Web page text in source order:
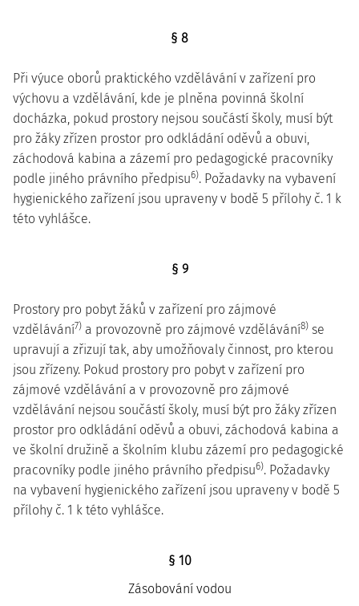
§ 8
Při výuce oborů praktického vzdělávání v zařízení pro
výchovu a vzdělávání, kde je plněna povinná školní
docházka, pokud prostory nejsou součástí školy, musí být
pro žáky zřízen prostor pro odkládání oděvů a obuvi,
záchodová kabina a zázemí pro pedagogické pracovníky
podle jiného právního předpisu6). Požadavky na vybavení
hygienického zařízení jsou upraveny v bodě 5 přílohy č. 1 k
této vyhlášce.
§ 9
Prostory pro pobyt žáků v zařízení pro zájmové
vzdělávání7) a provozovně pro zájmové vzdělávání8) se
upravují a zřizují tak, aby umožňovaly činnost, pro kterou
jsou zřízeny. Pokud prostory pro pobyt v zařízení pro
zájmové vzdělávání a v provozovně pro zájmové
vzdělávání nejsou součástí školy, musí být pro žáky zřízen
prostor pro odkládání oděvů a obuvi, záchodová kabina a
ve školní družině a školním klubu zázemí pro pedagogické
pracovníky podle jiného právního předpisu6). Požadavky
na vybavení hygienického zařízení jsou upraveny v bodě 5
přílohy č. 1 k této vyhlášce.
§ 10
Zásobování vodou